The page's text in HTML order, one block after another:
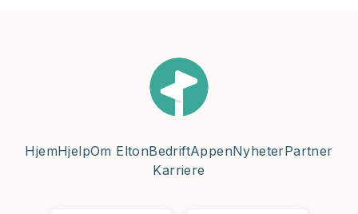
HjemHjelpOm EltonBedriftAppenNyheterPartner
Karriere